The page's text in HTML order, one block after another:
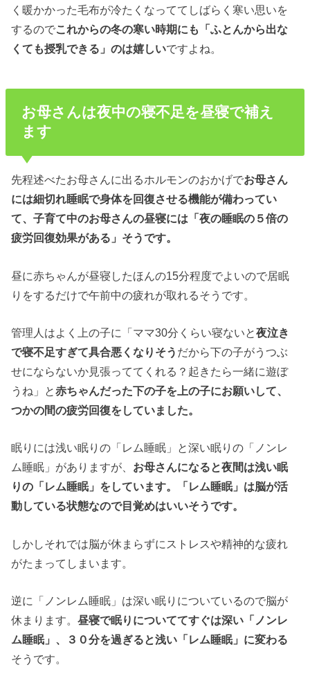
く暖かかった毛布が冷たくなっててしばらく寒い思いを
するのでこれからの冬の寒い時期にも「ふとんから出な
くても授乳できる」のは嬉しいですよね。
お母さんは夜中の寝不足を昼寝で補え
ます
先程述べたお母さんに出るホルモンのおかげでお母さん
には細切れ睡眠で身体を回復させる機能が備わってい
て、子育て中のお母さんの昼寝には「夜の睡眠の５倍の
疲労回復効果がある」そうです。
昼に赤ちゃんが昼寝したほんの15分程度でよいので居眠
りをするだけで午前中の疲れが取れるそうです。
管理人はよく上の子に「ママ30分くらい寝ないと夜泣き
で寝不足すぎて具合悪くなりそう だから下の子がうつぶ
せにならないか見張っててくれる？起きたら一緒に遊ぼ
うね」と赤ちゃんだった下の子を上の子にお願いして、
つかの間の疲労回復をしていました。
眠りには浅い眠りの「レム睡眠」と深い眠りの「ノンレ
ム睡眠」がありますが、 お母さんになると夜間は浅い眠
りの「レム睡眠」をしています。「レム睡眠」は脳が活
動している状態なので目覚めはいいそうです。
しかしそれでは脳が休まらずにストレスや精神的な疲れ
がたまってしまいます。
逆に「ノンレム睡眠」は深い眠りについているので脳が
休まります。昼寝で眠りについててすぐは深い「ノンレ
ム睡眠」、３０分を過ぎると浅い「レム睡眠」に変わる
そうです。